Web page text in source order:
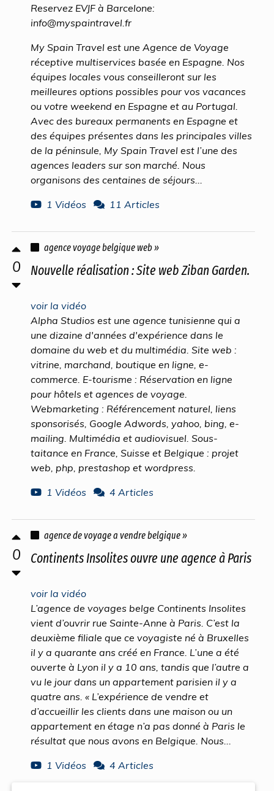
Reservez EVJF à Barcelone:
info@myspaintravel.fr
My Spain Travel est une Agence de Voyage
réceptive multiservices basée en Espagne. Nos
équipes locales vous conseilleront sur les
meilleures options possibles pour vos vacances
ou votre weekend en Espagne et au Portugal.
Avec des bureaux permanents en Espagne et
des équipes présentes dans les principales villes
de la péninsule, My Spain Travel est l’une des
agences leaders sur son marché. Nous
organisons des centaines de séjours...
1 Vidéos
11 Articles
0
agence voyage belgique web »
Nouvelle réalisation : Site web Ziban Garden.
voir la vidéo
Alpha Studios est une agence tunisienne qui a
une dizaine d'années d'expérience dans le
domaine du web et du multimédia. Site web :
vitrine, marchand, boutique en ligne, e-
commerce. E-tourisme : Réservation en ligne
pour hôtels et agences de voyage.
Webmarketing : Référencement naturel, liens
sponsorisés, Google Adwords, yahoo, bing, e-
mailing. Multimédia et audiovisuel. Sous-
taitance en France, Suisse et Belgique : projet
web, php, prestashop et wordpress.
1 Vidéos
4 Articles
0
agence de voyage a vendre belgique »
Continents Insolites ouvre une agence à Paris
voir la vidéo
L’agence de voyages belge Continents Insolites
vient d’ouvrir rue Sainte-Anne à Paris. C’est la
deuxième filiale que ce voyagiste né à Bruxelles
il y a quarante ans créé en France. L’une a été
ouverte à Lyon il y a 10 ans, tandis que l’autre a
vu le jour dans un appartement parisien il y a
quatre ans. « L’expérience de vendre et
d’accueillir les clients dans une maison ou un
appartement en étage n’a pas donné à Paris le
résultat que nous avons en Belgique. Nous...
1 Vidéos
4 Articles